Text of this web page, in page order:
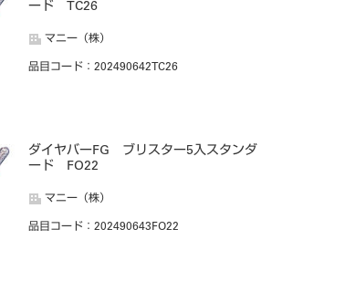
ード TC26
マニー（株）
品目コード ：202490642TC26
ダイヤバーFG ブリスター5入スタンダ
ード FO22
マニー（株）
品目コード ：202490643FO22